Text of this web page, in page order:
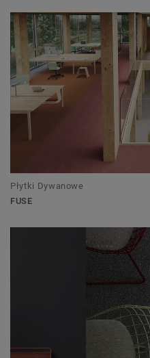
Płytki Dywanowe
FUSE